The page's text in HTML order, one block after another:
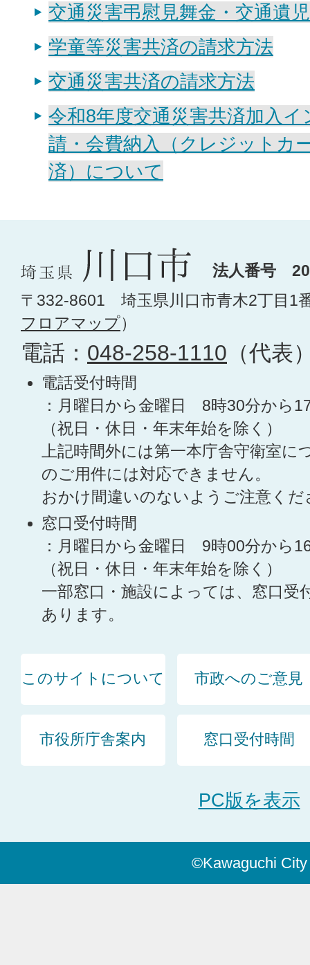
交通災害弔慰見舞金・交通遺
学童等災害共済の請求方法
交通災害共済の請求方法
令和8年度交通災害共済加入
請・会費納入（クレジットカ
済）について
法人番号
〒332-8601 埼玉県川口市青木2丁目1
フロアマップ）
電話： 048-258-1110 （代表
電話受付時間
：月曜日から金曜日 8時30分から
（祝日・休日・年末年始を除く）
上記時間外には第一本庁舎守衛室
のご用件には対応できません。
おかけ間違いのないようご注意くだ
窓口受付時間
：月曜日から金曜日 9時00分から
（祝日・休日・年末年始を除く）
一部窓口・施設によっては、窓口受
あります。
このサイトについて 市政へのご意見
市役所庁舎案内 窓口受付時間
PC版を表示
©Kawaguchi City